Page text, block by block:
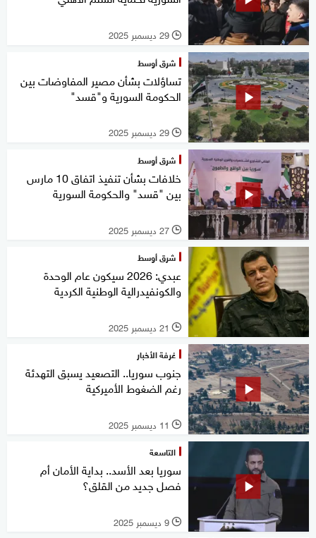
l 29 ديسمبر 2025
شرق أوسط
تساؤلات بشأن مصير المفاوضات بين
الحكومة السورية و"قسد"
l 29 ديسمبر 2025
شرق أوسط
خلافات بشأن تنفيذ اتفاق 10 مارس
بين "قسد" والحكومة السورية
l 27 ديسمبر 2025
شرق أوسط
عبدي: 2026 سيكون عام الوحدة
والكونفيدرالية الوطنية الكردية
l 21 ديسمبر 2025
غرفة الأخبار
جنوب سوريا.. التصعيد يسبق التهدئة
رغم الضغوط الأميركية
l 11 ديسمبر 2025
التاسعة
سوريا بعد الأسد.. بداية الأمان أم
فصل جديد من القلق؟
l 9 ديسمبر 2025